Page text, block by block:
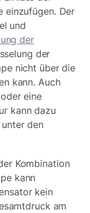
einzufügen. Der
und
der
der
nicht über die
kann. Auch
eine
kann dazu
den
Kombination
kann
kein
am